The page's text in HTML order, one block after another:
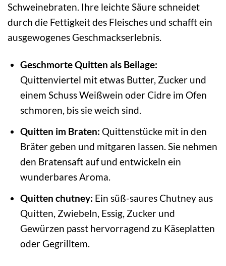
Schweinebraten. Ihre leichte Säure schneidet
durch die Fettigkeit des Fleisches und schafft ein
ausgewogenes Geschmackserlebnis.
Geschmorte Quitten als Beilage:
Quittenviertel mit etwas Butter, Zucker und
einem Schuss Weißwein oder Cidre im Ofen
schmoren, bis sie weich sind.
Quitten im Braten: Quittenstücke mit in den
Bräter geben und mitgaren lassen. Sie nehmen
den Bratensaft auf und entwickeln ein
wunderbares Aroma.
Quitten chutney: Ein süß-saures Chutney aus
Quitten, Zwiebeln, Essig, Zucker und
Gewürzen passt hervorragend zu Käseplatten
oder Gegrilltem.